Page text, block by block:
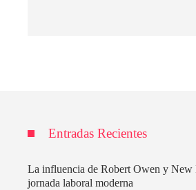
Entradas Recientes
La influencia de Robert Owen y New
jornada laboral moderna